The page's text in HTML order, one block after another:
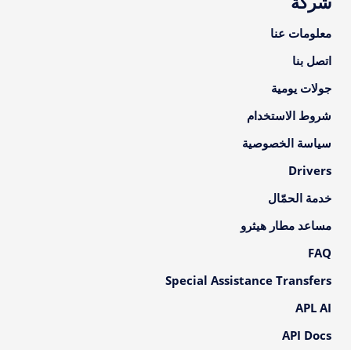
معلومات عنا
اتصل بنا
جولات يومية
شروط الاستخدام
سياسة الخصوصية
Drivers
خدمة الحمّال
مساعد مطار هيثرو
FAQ
Special Assistance Transfers
APL AI
API Docs